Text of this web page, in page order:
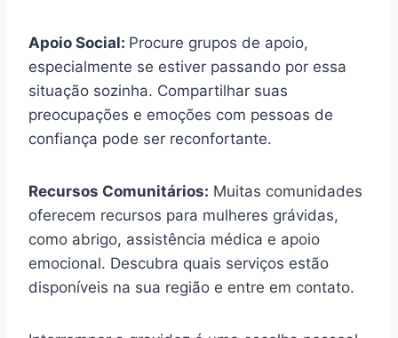
Apoio Social: Procure grupos de apoio,
especialmente se estiver passando por essa
situação sozinha. Compartilhar suas
preocupações e emoções com pessoas de
confiança pode ser reconfortante.
Recursos Comunitários: Muitas comunidades
oferecem recursos para mulheres grávidas,
como abrigo, assistência médica e apoio
emocional. Descubra quais serviços estão
disponíveis na sua região e entre em contato.